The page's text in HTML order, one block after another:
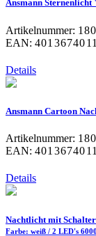
Ansmann
Artikelnummer:
EAN:
Details
Ansmann Cartoon
Artikelnummer:
EAN:
Details
Nachtlicht mit
Farbe: weiß / 2 LED's